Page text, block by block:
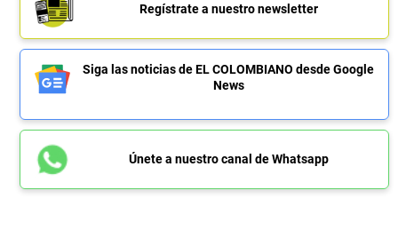
Regístrate a nuestro newsletter
Siga las noticias de EL COLOMBIANO desde Google
News
Únete a nuestro canal de Whatsapp